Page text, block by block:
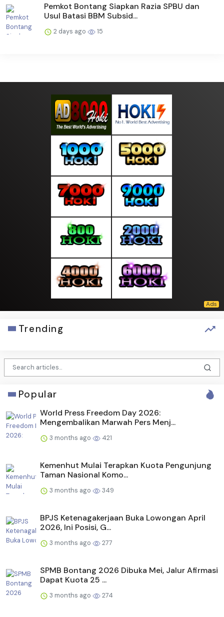
Pemkot Bontang Siapkan Razia SPBU dan
Usul Batasi BBM Subsid...
2 days ago 15
Trending
Popular
World Press Freedom Day 2026:
Mengembalikan Marwah Pers Menj...
3 months ago 421
Kemenhut Mulai Terapkan Kuota Pengunjung
Taman Nasional Komo...
3 months ago 349
BPJS Ketenagakerjaan Buka Lowongan April
2026, Ini Posisi, G...
3 months ago 277
SPMB Bontang 2026 Dibuka Mei, Jalur Afirmasi
Dapat Kuota 25 ...
3 months ago 274